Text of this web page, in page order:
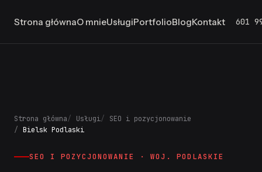
Strona głównaO mnieUsługiPortfolioBlogKontakt 601
Strona główna Usługi
SEO i pozycjonowanie
Bielsk Podlaski
SEO I POZYCJONOWANIE · WOJ. PODLASKIE